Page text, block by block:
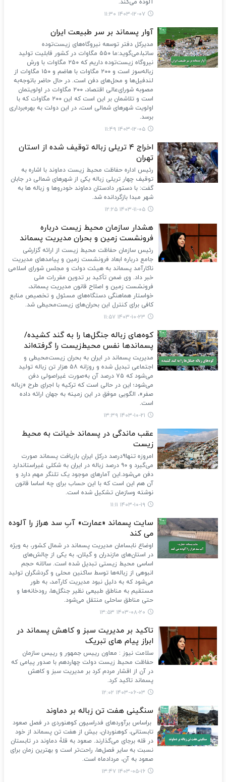
آلوده می‌کند.
۱۴۰۳-۱۲-۰۷ ۱۱:۳۰
آوار پسماند بر سر طبیعت ایران
مدیرکل دفتر توسعه نیروگاه‌های زیست‌توده
ساتبا،می‌گوید:ما ۵۵۰ مگاوات در کشور قابلیت تولید
نیروگاه زیست‌توده داریم که ۲۵۰ مگاوات با ورش
زباله‌سوز است و ۲۰۰ مگاوات با هاضم و ۱۵۰ مگاوات از
لندفیل‌ها و محل‌های دفن است. در حال حاضر باتوجه‌به
مصوبه شورای‌عالی اقتصاد، ۲۰۰ مگاوات در اولویتمان
است و تلاشمان بر این است که این ۲۰۰ مگاوات که با
اولویت شهرهای شمالی است، در این دولت به بهره‌برداری
برسد.
۱۴۰۳-۱۲-۰۵ ۱۱:۴۹
اخراج ۴ تریلی زباله توقیف شده از استان
تهران
رئیس اداره حفاظت محیط زیست دماوند با اشاره به
توقیف چهار تریلی زباله یکی از شهرهای شمالی در جابان
گفت: با دستور دادستان دماوند خودروها و زباله ها به
شهر مبدا بازگردانده شد.
۱۴۰۳-۱۱-۰۵ ۱۲:۲۵
هشدار سازمان محیط زیست درباره
فرونشست زمین و بحران مدیریت پسماند
رئیس سازمان حفاظت محیط زیست از ارائه گزارشی
جامع درباره ابعاد فرونشست زمین و پیامدهای مدیریت
ناکارآمد پسماند به هیئت دولت و مجلس شورای اسلامی
خبر داد. وی ضمن تأکید بر تدوین مقررات ملی
فرونشست زمین و اصلاح قانون مدیریت پسماند،
خواستار هماهنگی دستگاه‌های مسئول و تخصیص منابع
کافی برای کنترل این بحران‌های زیست‌محیطی شد.
۱۴۰۳-۱۰-۲۳ ۱۱:۵۷
کوه‌های زباله‌ جنگل‌ها را به گند کشیده/
پسماندها نفس محیط‌زیست را گرفته‌اند
مدیریت پسماند در ایران به بحران زیست‌محیطی و
اجتماعی تبدیل شده و روزانه ۵۸ هزار تن زباله تولید
می‌شود که ۷۵ درصد آن به‌صورت غیراصولی دفن
می‌شود؛ این در حالی است که ترکیه با اجرای طرح «زباله
صفر»، الگویی موفق در این زمینه به جهان ارائه داده
است.
۱۴۰۳-۱۰-۲۱ ۱۳:۳۹
عقب ماندگی در پسماند خیانت به محیط
زیست
امروزه تنها۹درصد درکل ایران بازیافت پسماند صورت
می‌گیرد و ۹۰ درصد زباله در ایران به شکلی غیراستاندارد
دفن می‌شود.این آمارهای موجود یک تلنگر مهم دارد و
آن هم این است که با این حساب برای چه اساسا قانون
نوشته وسازمان تشکیل شده است.
۱۴۰۳-۱۰-۱۹ ۱۱:۱۱
سایت پسماند «عمارت» آبِ سد هراز را آلوده
می کند
اوضاع نابسامان مدیریت پسماند در شمال کشور، به ویژه
در استان‌های مازندران و گیلان، به یکی از چالش‌های
اساسی محیط زیستی تبدیل شده است. سالانه حجم
انبوهی از زباله‌ها توسط ساکنین محلی و گردشگران تولید
می‌شود که به دلیل نبود مدیریت کارآمد، به طور
مستقیم به مناطق طبیعی نظیر جنگل‌ها، رودخانه‌ها و
حتی مناطق ساحلی منتقل می‌شود.
۱۴۰۳-۰۸-۲۰ ۱۳:۵۳
تاکید بر مدیریت سبز و کاهش پسماند در
ابراز پیام های تبریک
سلامت نیوز : معاون رییس جمهور و رییس سازمان
حفاظت محیط زیست دولت چهاردهم با صدور پیامی که
در آن از اقشار مردم کرد بر مدیریت سبز و کاهش
پسماند تاکید کرد.
۱۴۰۳-۰۶-۰۳ ۱۲:۰۲
سنگینی هفت تن زباله بر دماوند
براساس برآوردهای فدراسیون کوهنوردی در فصل صعود
تابستانی، کوهنوردان، بیش از هفت تن پسماند از خود
در قله برجای می‌گذارند. صعود به قلۀ دماوند در تابستان
نسبت به سایر فصل‌ها، راحت‌تر است و بهترین زمان برای
صعود به آن، مردادماه است.
۱۴۰۳-۰۵-۱۶ ۱۳:۴۷